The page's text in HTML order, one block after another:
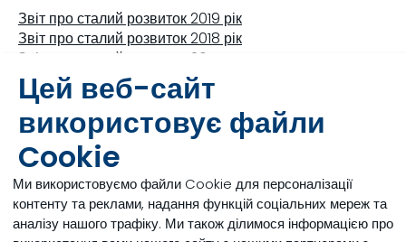
Цей веб-сайт
використовує файли
Cookie
Ми використовуємо файли Cookie для персоналізації
контенту та реклами, надання функцій соціальних мереж та
аналізу нашого трафіку. Ми також ділимося інформацією про
Звіт про сталий розвиток 2019 рік
Звіт про сталий розвиток 2018 рік
Звіт про сталий розвиток 2017